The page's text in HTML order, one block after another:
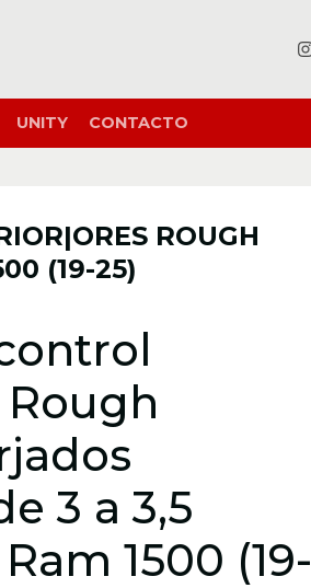
UNITY CONTACTO
ROUGH
(19-25)
3 a 3,5
1500 (19-